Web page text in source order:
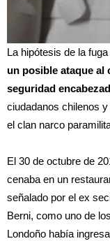
La hipótesis de la
un posible ataque al
seguridad
ciudadanos chilenos
el clan narco
El 30 de octubre de
cenaba en un
señalado por el ex
Berni, como uno de
Londoño había